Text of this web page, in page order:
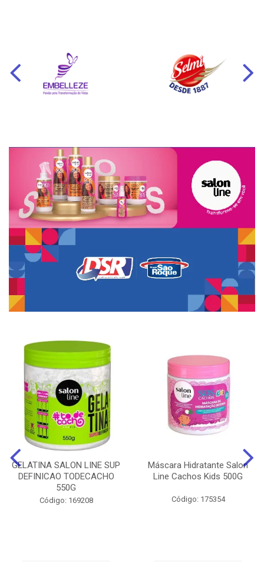
GELATINA SALON LINE SUP
DEFINICAO TODECACHO
550G
Código: 169208
Máscara Hidratante Salon
Line Cachos Kids 500G
Código: 175354